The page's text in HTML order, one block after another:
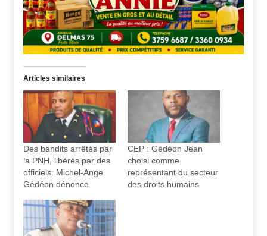
Articles similaires
Des bandits arrêtés par
la PNH, libérés par des
officiels: Michel-Ange
Gédéon dénonce
CEP : Gédéon Jean
choisi comme
représentant du secteur
des droits humains